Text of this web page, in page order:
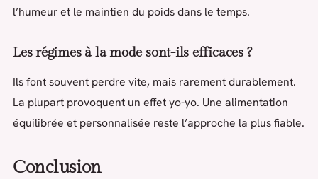
l’humeur et le maintien du poids dans le temps.
Les régimes à la mode sont-ils efficaces ?
Ils font souvent perdre vite, mais rarement durablement.
La plupart provoquent un effet yo-yo. Une alimentation
équilibrée et personnalisée reste l’approche la plus fiable.
Conclusion